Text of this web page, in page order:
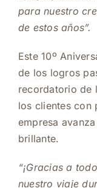
para nuestro
de estos años”.
Este 10º
de los logros
recordatorio de
los clientes con
empresa
brillante.
“¡Gracias a
nuestro viaje